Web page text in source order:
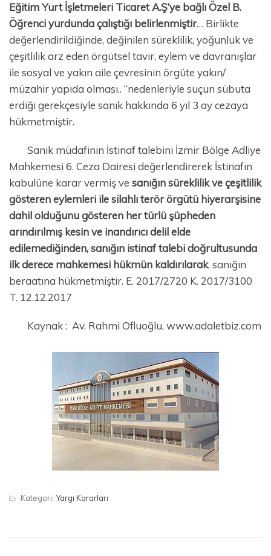
Eğitim Yurt İşletmeleri Ticaret A.Ş’ye bağlı Özel B.
Öğrenci yurdunda çalıştığı belirlenmiştir… Birlikte
değerlendirildiğinde, değinilen süreklilik, yoğunluk ve
çeşitlilik arz eden örgütsel tavır, eylem ve davranışlar
ile sosyal ve yakın aile çevresinin örgüte yakın/
müzahir yapıda olması.. “nedenleriyle suçun sübuta
erdiği gerekçesiyle sanık hakkında 6 yıl 3 ay cezaya
hükmetmiştir.
Sanık müdafinin İstinaf talebini İzmir Bölge Adliye
Mahkemesi 6. Ceza Dairesi değerlendirerek İstinafın
kabulüne karar vermiş ve sanığın süreklilik ve çeşitlilik
gösteren eylemleri ile silahlı terör örgütü hiyerarşisine
dahil olduğunu gösteren her türlü şüpheden
arındırılmış kesin ve inandırıcı delil elde
edilemediğinden, sanığın istinaf talebi doğrultusunda
ilk derece mahkemesi hükmün kaldırılarak, sanığın
beraatına hükmetmiştir. E. 2017/2720 K. 2017/3100
T. 12.12.2017
Kaynak : Av. Rahmi Ofluoğlu, www.adaletbiz.com
Kategori: Yargı Kararları